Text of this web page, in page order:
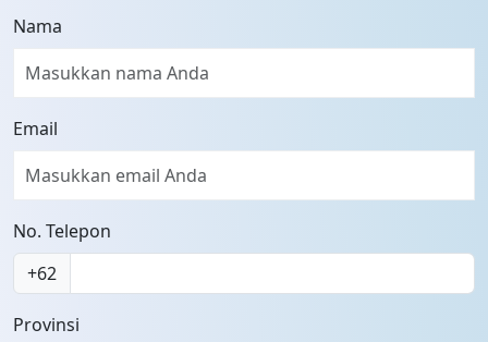
Nama
Email
No. Telepon
+62
Provinsi